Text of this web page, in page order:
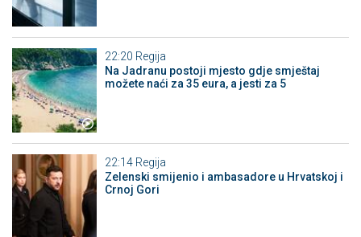
22:20 Regija
Na Jadranu postoji mjesto gdje smještaj
možete naći za 35 eura, a jesti za 5
22:14 Regija
Zelenski smijenio i ambasadore u Hrvatskoj i
Crnoj Gori